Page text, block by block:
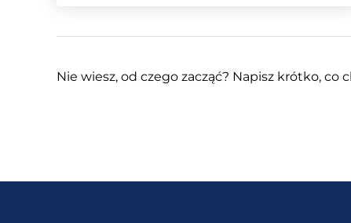
Nie wiesz, od czego zacząć? Napisz krótko, co